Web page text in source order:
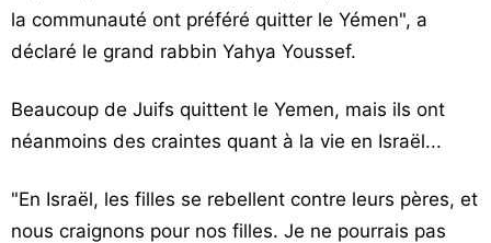
la communauté ont préféré quitter le Yémen", a
déclaré le grand rabbin Yahya Youssef.
Beaucoup de Juifs quittent le Yemen, mais ils ont
néanmoins des craintes quant à la vie en Israël...
"En Israël, les filles se rebellent contre leurs pères, et
nous craignons pour nos filles. Je ne pourrais pas